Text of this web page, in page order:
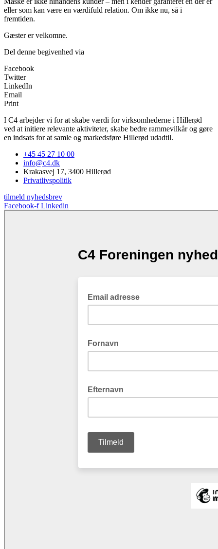
eller som kan være en værdifuld relation. Om ikke nu, så i
fremtiden.
Gæster er velkomne.
Del denne begivenhed via
Facebook
Twitter
LinkedIn
Email
Print
I C4 arbejder vi for at skabe værdi for virksomhederne i Hillerød
ved at initiere relevante aktiviteter, skabe bedre rammevilkår og gøre
en indsats for at samle og markedsføre Hillerød udadtil.
+45 45 27 10 00
info@c4.dk
Krakasvej 17, 3400 Hillerød
Privatlivspolitik
tilmeld nyhedsbrev
Facebook-f Linkedin